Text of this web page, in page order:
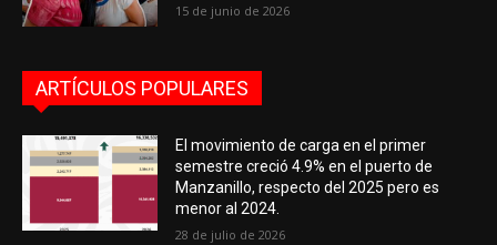
15 de junio de 2026
ARTÍCULOS POPULARES
El movimiento de carga en el primer
semestre creció 4.9% en el puerto de
Manzanillo, respecto del 2025 pero es
menor al 2024.
28 de julio de 2026